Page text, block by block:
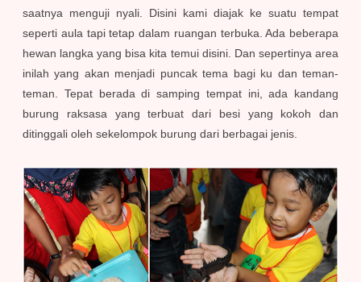
saatnya menguji nyali. Disini kami diajak ke suatu tempat
seperti aula tapi tetap dalam ruangan terbuka. Ada beberapa
hewan langka yang bisa kita temui disini. Dan sepertinya area
inilah yang akan menjadi puncak tema bagi ku dan teman-
teman. Tepat berada di samping tempat ini, ada kandang
burung raksasa yang terbuat dari besi yang kokoh dan
ditinggali oleh sekelompok burung dari berbagai jenis.